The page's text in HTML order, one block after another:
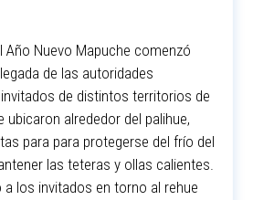
Año Nuevo Mapuche comenzó
de las autoridades
de distintos territorios de
ubicaron alrededor del palihue,
para para protegerse del frío del
las teteras y ollas calientes.
a los invitados en torno al rehue